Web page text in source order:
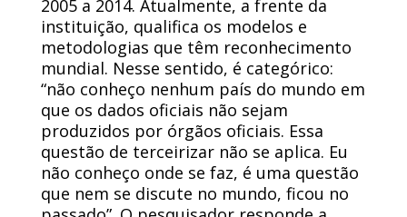
2005 a 2014. Atualmente, a frente da
instituição, qualifica os modelos e
metodologias que têm reconhecimento
mundial. Nesse sentido, é categórico:
“não conheço nenhum país do mundo em
que os dados oficiais não sejam
produzidos por órgãos oficiais. Essa
questão de terceirizar não se aplica. Eu
não conheço onde se faz, é uma questão
que nem se discute no mundo, ficou no